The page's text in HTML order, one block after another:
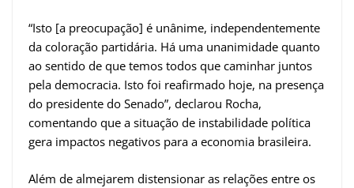
“Isto [a preocupação] é unânime, independentemente
da coloração partidária. Há uma unanimidade quanto
ao sentido de que temos todos que caminhar juntos
pela democracia. Isto foi reafirmado hoje, na presença
do presidente do Senado”, declarou Rocha,
comentando que a situação de instabilidade política
gera impactos negativos para a economia brasileira.
Além de almejarem distensionar as relações entre os